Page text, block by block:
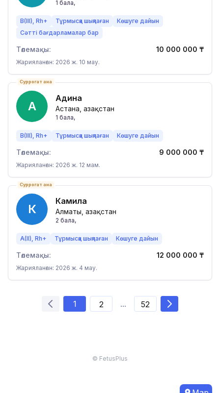
1 бала,
B(III), Rh+ Тұрмысқа шықпаған
Көшуге дайын
Сәтті бағдарламалар бар
Төлемақы: 10 000 000 ₸
Жарияланған: 2026 ж. 10 мау.
Суррогат ана
А
Адина
Астана, Қазақстан
1 бала,
B(III), Rh+ Тұрмысқа шықпаған Көшуге дайын
Төлемақы: 9 000 000 ₸
Жарияланған: 2026 ж. 12 мам.
Суррогат ана
К
Камила
Алматы, Қазақстан
2 бала,
A(II), Rh+ Тұрмысқа шықпаған Көшуге дайын
Төлемақы: 12 000 000 ₸
Жарияланған: 2026 ж. 4 мау.
1 2 ... 52
© FetusPlus